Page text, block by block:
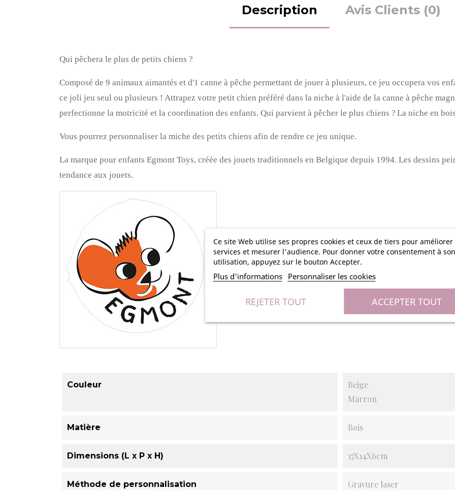
Ce site Web utilise ses propres cookies et ceux de tiers pour améliorer
services et mesurer l'audience. Pour donner votre consentement à son
utilisation, appuyez sur le bouton Accepter.
Plus d'informations Personnaliser les cookies
REJETER TOUT ACCEPTER TOUT
Description Avis Clients (0)
Qui pêchera le plus de petits chiens ?
Composé de 9 animaux aimantés et d'1 canne à pêche permettant de jouer à plusieurs, ce jeu occupera vos
ce joli jeu seul ou plusieurs ! Attrapez votre petit chien préféré dans la niche à l'aide de la canne à pêche
perfectionne la motricité et la coordination des enfants. Qui parvient à pêcher le plus chiens ? La niche en
Vous pourrez personnaliser la miche des petits chiens afin de rendre ce jeu unique.
La marque pour enfants Egmont Toys, créée des jouets traditionnels en Belgique depuis 1994. Les dessins
tendance aux jouets.
Couleur
Beige
Marron
Matière Bois
Dimensions (L x P x H) 17X14X6cm
Méthode de personnalisation Gravure laser